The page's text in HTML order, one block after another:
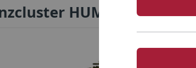
HUMAN ORIGINS